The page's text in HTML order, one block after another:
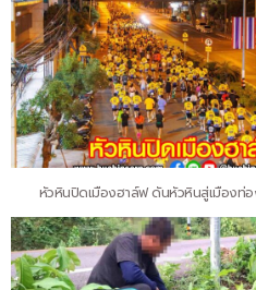
หัวหินปิดเมืองฮาล์ฟ ดันหัวหินสู่เมืองท่อ